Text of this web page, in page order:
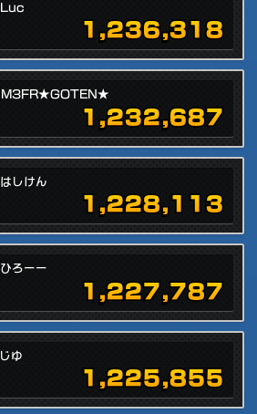
Luc
1,236,318
M3FR★GOTEN★
1,232,687
はしけん
1,228,113
ひろーー
1,227,787
じゆ
1,225,855